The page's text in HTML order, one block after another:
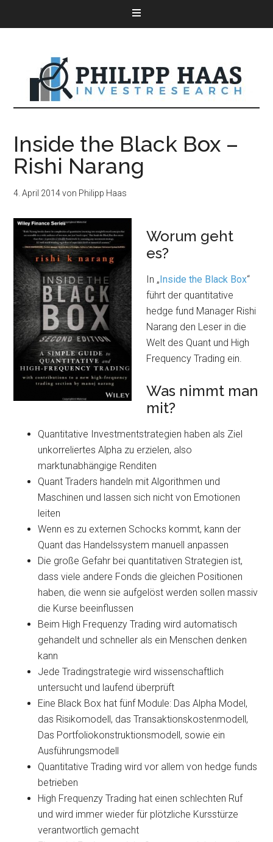
Inside the Black Box –
Rishi Narang
4. April 2014von Philipp Haas
Worum geht
es?
In „Inside the Black Box“
führt der quantitative
hedge fund Manager Rishi
Narang den Leser in die
Welt des Quant und High
Frequency Trading ein.
Was nimmt man
mit?
Quantitative Investmentstrategien haben als Ziel
unkorreliertes Alpha zu erzielen, also
marktunabhängige Renditen
Quant Traders handeln mit Algorithmen und
Maschinen und lassen sich nicht von Emotionen
leiten
Wenn es zu externen Schocks kommt, kann der
Quant das Handelssystem manuell anpassen
Die große Gefahr bei quantitativen Strategien ist,
dass viele andere Fonds die gleichen Positionen
haben, die wenn sie aufgelöst werden sollen massiv
die Kurse beeinflussen
Beim High Frequenzy Trading wird automatisch
gehandelt und schneller als ein Menschen denken
kann
Jede Tradingstrategie wird wissenschaftlich
untersucht und laufend überprüft
Eine Black Box hat fünf Module: Das Alpha Model,
das Risikomodell, das Transaktionskostenmodell,
Das Portfoliokonstruktionsmodell, sowie ein
Ausführungsmodell
Quantitative Trading wird vor allem von hedge funds
betrieben
High Frequenzy Trading hat einen schlechten Ruf
und wird immer wieder für plötzliche Kursstürze
verantwortlich gemacht